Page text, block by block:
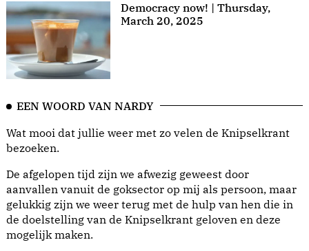
Democracy now! | Thursday,
March 20, 2025
EEN WOORD VAN NARDY
Wat mooi dat jullie weer met zo velen de Knipselkrant
bezoeken.
De afgelopen tijd zijn we afwezig geweest door
aanvallen vanuit de goksector op mij als persoon, maar
gelukkig zijn we weer terug met de hulp van hen die in
de doelstelling van de Knipselkrant geloven en deze
mogelijk maken.